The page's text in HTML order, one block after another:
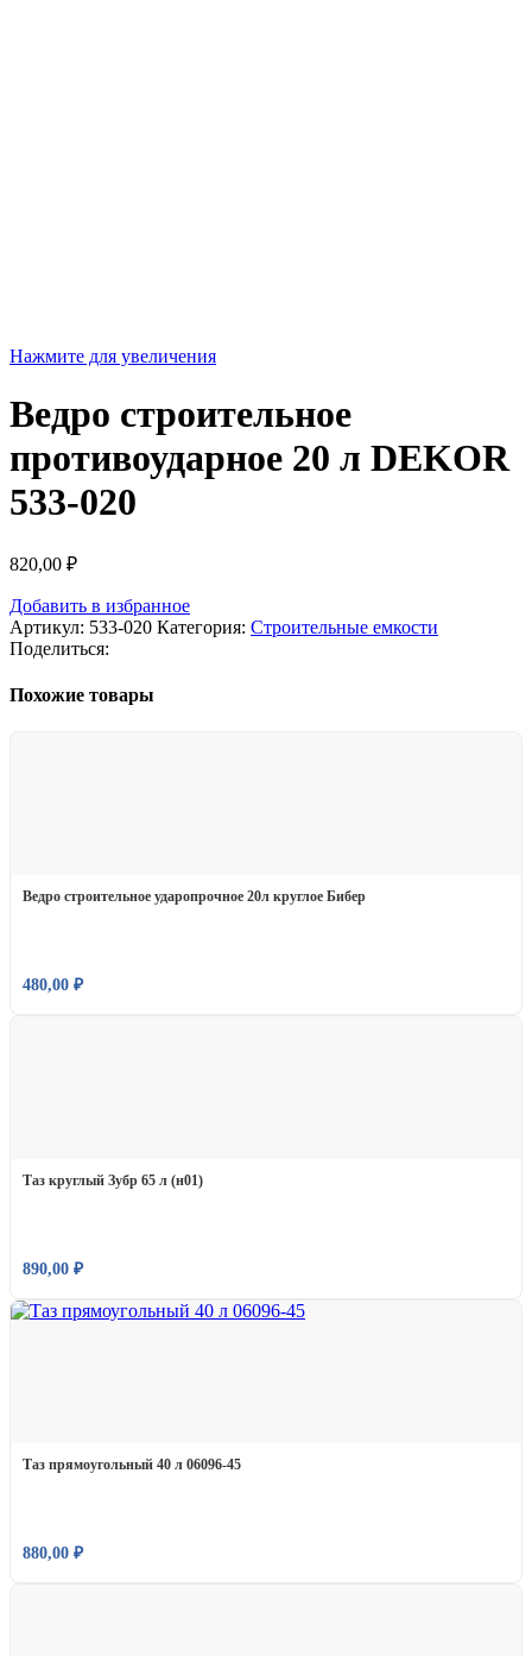
Нажмите для увеличения
Ведро строительное
противоударное 20 л DEKOR
533-020
820,00 ₽
Добавить в избранное
Артикул: 533-020 Категория: Строительные емкости
Поделиться:
Похожие товары
Ведро строительное ударопрочное 20л круглое Бибер
480,00 ₽
Таз круглый Зубр 65 л (н01)
890,00 ₽
Таз прямоугольный 40 л 06096-45
880,00 ₽